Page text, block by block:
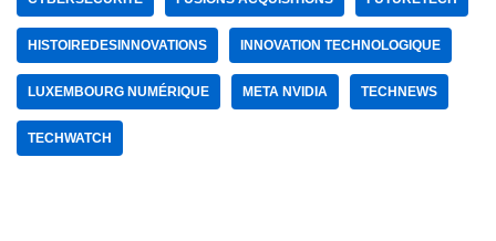
HISTOIREDESINNOVATIONS INNOVATION TECHNOLOGIQUE
LUXEMBOURG NUMÉRIQUE META NVIDIA TECHNEWS
TECHWATCH